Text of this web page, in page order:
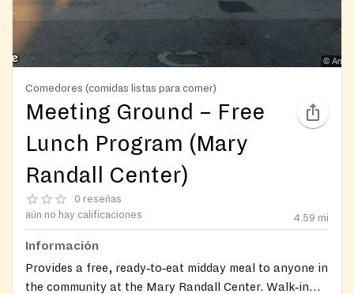
Comedores (comidas listas para comer)
Meeting Ground – Free
Lunch Program (Mary
Randall Center)
0 reseñas
aún no hay calificaciones
4.59 mi
Información
Provides a free, ready‑to‑eat midday meal to anyone in
the community at the Mary Randall Center. Walk‑in